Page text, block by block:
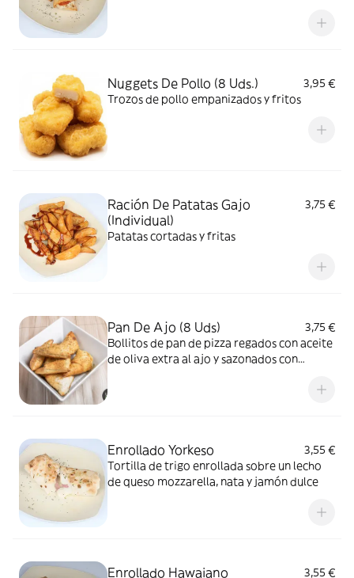
Nuggets De Pollo (8 Uds.)
3,95 €
Trozos de pollo empanizados y fritos
Ración De Patatas Gajo
(Individual)
3,75 €
Patatas cortadas y fritas
Pan De Ajo (8 Uds)
3,75 €
Bollitos de pan de pizza regados con aceite
de oliva extra al ajo y sazonados con
Enrollado Yorkeso
3,55 €
Tortilla de trigo enrollada sobre un lecho
de queso mozzarella, nata y jamón dulce
Enrollado Hawaiano
3,55 €